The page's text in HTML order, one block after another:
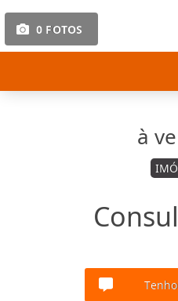
0 FOTOS
à